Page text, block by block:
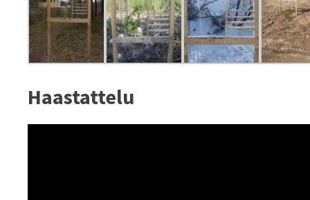
Haastattelu